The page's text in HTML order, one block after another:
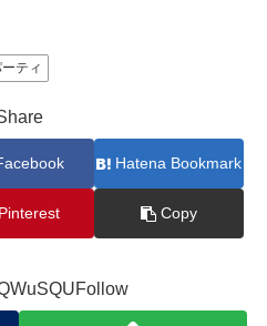
ティ
Hatena Bookmark
Pinterest Copy